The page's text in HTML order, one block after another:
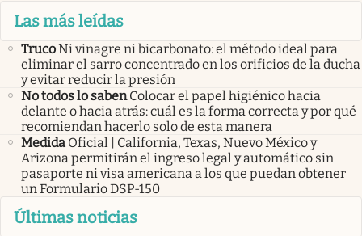
Las más leídas
TrucoNi vinagre ni bicarbonato: el método ideal para
eliminar el sarro concentrado en los orificios de la ducha
y evitar reducir la presión
No todos lo saben Colocar el papel higiénico hacia
delante o hacia atrás: cuál es la forma correcta y por qué
recomiendan hacerlo solo de esta manera
Medida Oficial | California, Texas, Nuevo México y
Arizona permitirán el ingreso legal y automático sin
pasaporte ni visa americana a los que puedan obtener
un Formulario DSP-150
Últimas noticias